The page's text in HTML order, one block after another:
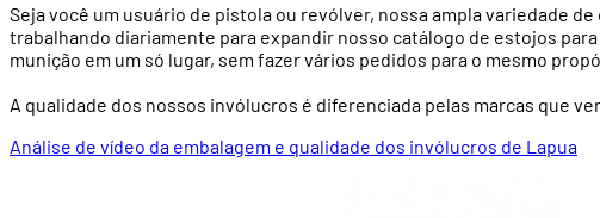
Seja você um usuário de pistola ou revólver, nossa ampla variedade
trabalhando diariamente para expandir nosso catálogo de estojos
munição em um só lugar, sem fazer vários pedidos para o mesmo
A qualidade dos nossos invólucros é diferenciada pelas marcas que
Análise de vídeo da embalagem e qualidade dos invólucros de Lapua